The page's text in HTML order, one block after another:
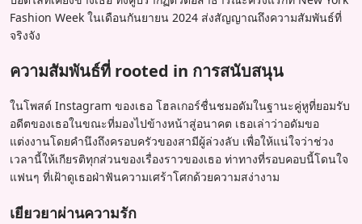
Fashion Week ในเดือนกันยายน 2024 ส่งสัญญาณถึงความสัมพันธ์ที่
จริงจัง
ความสัมพันธ์ที่ rooted in การสนับสนุน
ในโพสต์ Instagram ของเธอ โฮลเกอร์ชื่นชมอดัมในฐานะคู่หูที่ยอมรับ
อดีตของเธอในขณะที่มองไปข้างหน้าสู่อนาคต เธอเล่าว่าอดัมขอ
แต่งงานโดยคำนึงถึงครอบครัวของสามีผู้ล่วงลับ เพื่อให้แน่ใจว่าช่วง
เวลานี้ให้เกียรติทุกส่วนของเรื่องราวของเธอ ท่าทางที่รอบคอบนี้โดนใจ
แฟนๆ ที่เฝ้าดูเธอฝ่าฟันความเศร้าโศกด้วยความสง่างาม
เยียวยาผ่านความรัก